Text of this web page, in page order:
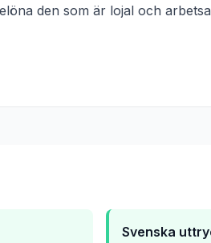
den som är lojal och
Svenska